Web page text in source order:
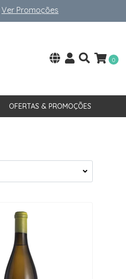
Ver Promoções
0
OFERTAS & PROMOÇÕES